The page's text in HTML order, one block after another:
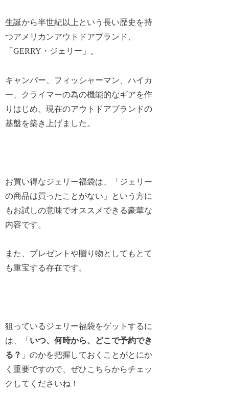
生誕から半世紀以上という長い歴史を持
つアメリカンアウトドアブランド、
「GERRY・ジェリー」。
キャンパー、フィッシャーマン、ハイカ
ー、クライマーの為の機能的なギアを作
りはじめ、現在のアウトドアブランドの
基盤を築き上げました。
お買い得なジェリー福袋は、「ジェリー
の商品は買ったことがない」という方に
もお試しの意味でオススメできる豪華な
内容です。
また、プレゼントや贈り物としてもとて
も重宝する存在です。
狙っているジェリー福袋をゲットするに
は、「 いつ、何時から、どこで予約でき
る？ 」のかを把握しておくことがとにか
く重要ですので、ぜひこちらからチェッ
クしてくださいね！